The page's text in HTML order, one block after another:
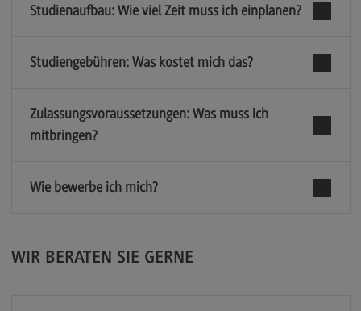
Digitalisierung in der Sozialen Arbeit
Modulangebot
Berufsperspektiven
Profil-O-Mat Elektrotechnik und
Studienaufbau: Wie viel Zeit muss ich einplanen?
Studiengebühren: Was kostet mich das?
Zulassungsvoraussetzungen: Was muss ich
mitbringen?
Wie bewerbe ich mich?
WIR BERATEN SIE GERNE